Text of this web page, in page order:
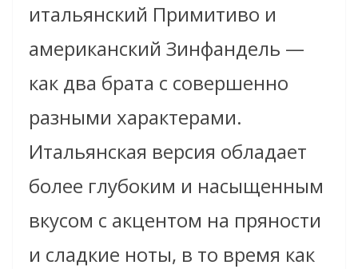
итальянский Примитиво и
американский Зинфандель —
как два брата с совершенно
разными характерами.
Итальянская версия обладает
более глубоким и насыщенным
вкусом с акцентом на пряности
и сладкие ноты, в то время как